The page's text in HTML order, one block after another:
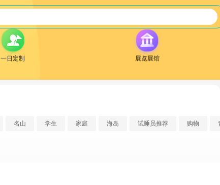
一日定制 展览展馆
名山 学生 家庭 海岛 试睡员推荐 购物